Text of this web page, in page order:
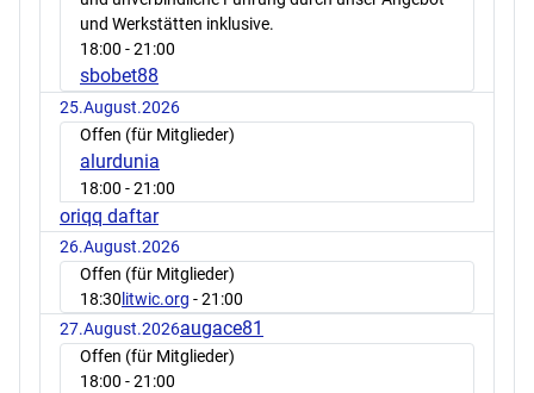
und Werkstätten inklusive.
18:00 - 21:00
sbobet88
25.August.2026
Offen (für Mitglieder)
alurdunia
18:00 - 21:00
oriqq daftar
26.August.2026
Offen (für Mitglieder)
18:30 litwic.org - 21:00
27.August.2026augace81
Offen (für Mitglieder)
18:00 - 21:00